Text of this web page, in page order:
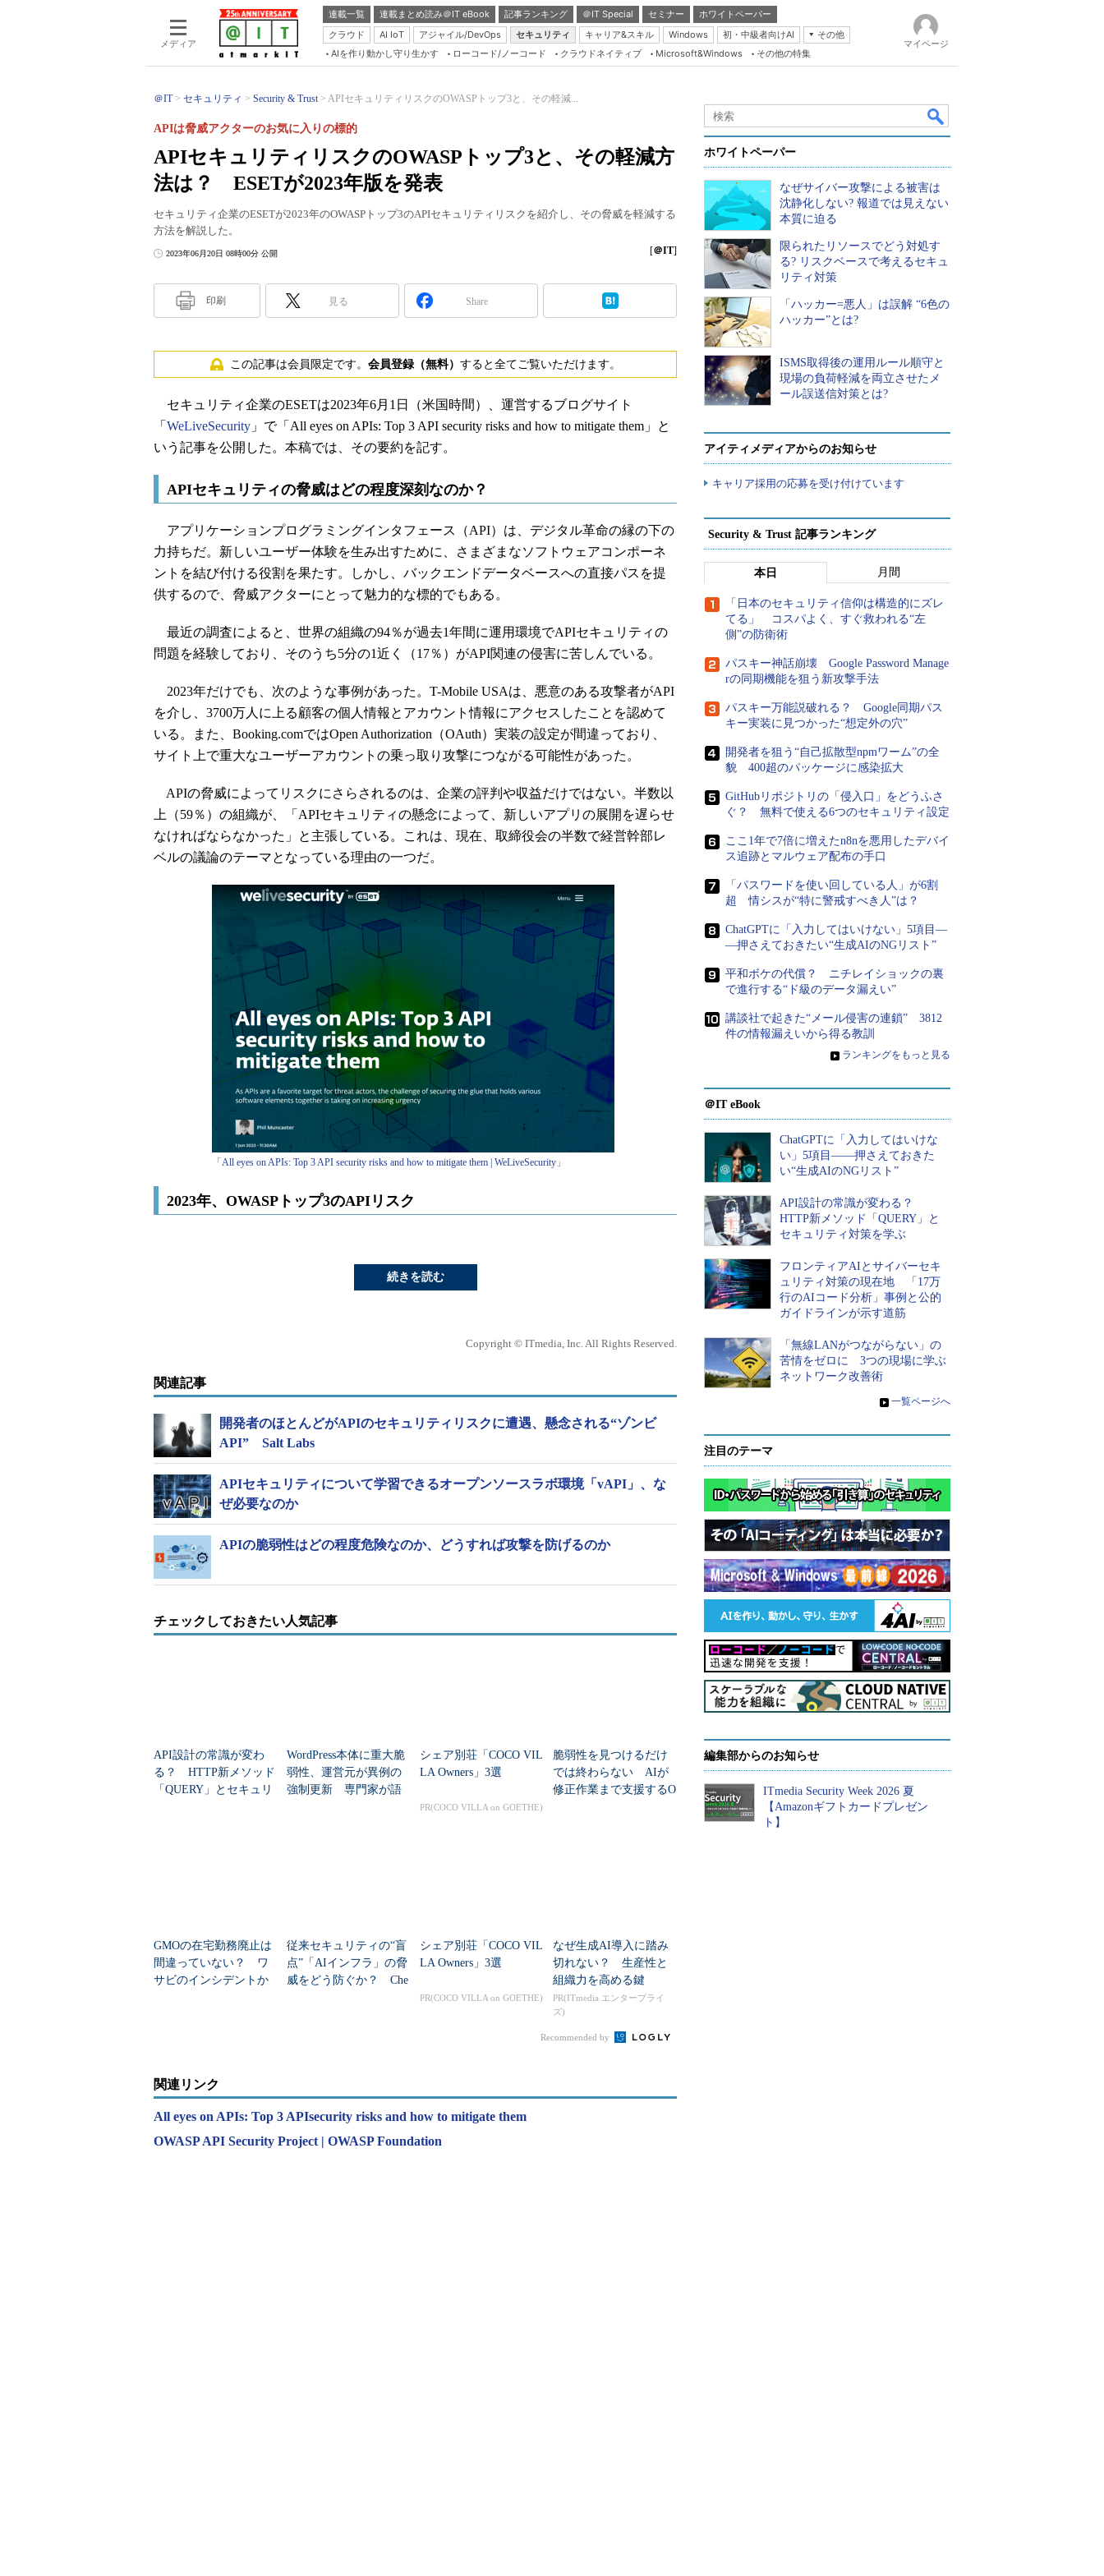
メディア
連載一覧 連載まとめ読み＠IT eBook 記事ランキング ＠IT Special セミナー
ホワイトペーパー
クラウド
AI IoT アジャイル/DevOps セキュリティ キャリア&スキル Windows 初・中級者向けAI
その他
Server & Storage
Java Agile
Database Expert
Linux ＆ OSS
Master of IP Network
Security & Trust
ブログ
AIを作り動かし守り生かす ローコード/ノーコード クラウドネイティブ Microsoft&Windows その他の特集
マイページ
＠IT セキュリティ Security & Trust APIセキュリティリスクのOWASPトップ3と、その軽減...
APIセキュリティリスクのOWASPトップ3と、その軽減方
法は？ ESETが2023年版を発表
APIは脅威アクターのお気に入りの標的
セキュリティ企業のESETが2023年のOWASPトップ3のAPIセキュリティリスクを紹介し、その脅威を軽減する
方法を解説した。
2023年06月20日 08時00分 公開 [＠IT]
印刷 見る Share
この記事は会員限定です。 会員登録（無料） すると全てご覧いただけます。
セキュリティ企業のESETは2023年6月1日（米国時間）、運営するブログサイト
「 WeLiveSecurity 」で「All eyes on APIs: Top 3 API security risks and how to mitigate them」と
いう記事を公開した。本稿では、その要約を記す。
APIセキュリティの脅威はどの程度深刻なのか？
アプリケーションプログラミングインタフェース（API）は、デジタル革命の縁の下の
力持ちだ。新しいユーザー体験を生み出すために、さまざまなソフトウェアコンポーネ
ントを結び付ける役割を果たす。しかし、バックエンドデータベースへの直接パスを提
供するので、脅威アクターにとって魅力的な標的でもある。
最近の調査によると、世界の組織の94％が過去1年間に運用環境でAPIセキュリティの
問題を経験しており、そのうち5分の1近く（17％）がAPI関連の侵害に苦しんでいる。
2023年だけでも、次のような事例があった。T-Mobile USAは、悪意のある攻撃者がAPI
を介し、3700万人に上る顧客の個人情報とアカウント情報にアクセスしたことを認めて
いる。また、Booking.comではOpen Authorization（OAuth）実装の設定が間違っており、
サイト上で重大なユーザーアカウントの乗っ取り攻撃につながる可能性があった。
APIの脅威によってリスクにさらされるのは、企業の評判や収益だけではない。半数以
上（59％）の組織が、「APIセキュリティの懸念によって、新しいアプリの展開を遅らせ
なければならなかった」と主張している。これは、現在、取締役会の半数で経営幹部レ
ベルの議論のテーマとなっている理由の一つだ。
「 All eyes on APIs: Top 3 API security risks and how to mitigate them | WeLiveSecurity」
2023年、OWASPトップ3のAPIリスク
続きを読む
Copyright © ITmedia, Inc. All Rights Reserved.
関連記事
開発者のほとんどがAPIのセキュリティリスクに遭遇、懸念される“ゾンビ
API” Salt Labs
APIセキュリティについて学習できるオープンソースラボ環境「vAPI」、な
ぜ必要なのか
APIの脆弱性はどの程度危険なのか、どうすれば攻撃を防げるのか
チェックしておきたい人気記事
API設計の常識が変わ
る？ HTTP新メソッド
「QUERY」とセキュリ
WordPress本体に重大脆
弱性、運営元が異例の
強制更新 専門家が語
シェア別荘「COCO VIL
LA Owners」3選
PR(COCO VILLA on GOETHE)
脆弱性を見つけるだけ
では終わらない AIが
修正作業まで支援するO
GMOの在宅勤務廃止は
間違っていない？ ワ
サビのインシデントか
従来セキュリティの“盲
点”「AIインフラ」の脅
威をどう防ぐか？ Che
シェア別荘「COCO VIL
LA Owners」3選
PR(COCO VILLA on GOETHE)
なぜ生成AI導入に踏み
切れない？ 生産性と
組織力を高める鍵
PR(ITmedia エンタープライ
ズ)
Recommended by
関連リンク
All eyes on APIs: Top 3 APIsecurity risks and how to mitigate them
OWASP API Security Project | OWASP Foundation
ホワイトペーパー
なぜサイバー攻撃による被害は
沈静化しない? 報道では見えない
本質に迫る
限られたリソースでどう対処す
る? リスクベースで考えるセキュ
リティ対策
「ハッカー=悪人」は誤解 “6色の
ハッカー”とは?
ISMS取得後の運用ルール順守と
現場の負荷軽減を両立させたメ
ール誤送信対策とは?
アイティメディアからのお知らせ
キャリア採用の応募を受け付けています
Security & Trust 記事ランキング
本日 月間
「日本のセキュリティ信仰は構造的にズレ
てる」 コスパよく、すぐ救われる“左
側”の防衛術
パスキー神話崩壊 Google Password Manage
rの同期機能を狙う新攻撃手法
パスキー万能説破れる？ Google同期パス
キー実装に見つかった“想定外の穴”
開発者を狙う“自己拡散型npmワーム”の全
貌 400超のパッケージに感染拡大
GitHubリポジトリの「侵入口」をどうふさ
ぐ？ 無料で使える6つのセキュリティ設定
ここ1年で7倍に増えたn8nを悪用したデバイ
ス追跡とマルウェア配布の手口
「パスワードを使い回している人」が6割
超 情シスが“特に警戒すべき人”は？
ChatGPTに「入力してはいけない」5項目―
―押さえておきたい“生成AIのNGリスト”
平和ボケの代償？ ニチレイショックの裏
で進行する“ド級のデータ漏えい”
講談社で起きた“メール侵害の連鎖” 3812
件の情報漏えいから得る教訓
» ランキングをもっと見る
＠IT eBook
ChatGPTに「入力してはいけな
い」5項目――押さえておきた
い“生成AIのNGリスト”
API設計の常識が変わる？
HTTP新メソッド「QUERY」と
セキュリティ対策を学ぶ
フロンティアAIとサイバーセキ
ュリティ対策の現在地 「17万
行のAIコード分析」事例と公的
ガイドラインが示す道筋
「無線LANがつながらない」の
苦情をゼロに 3つの現場に学ぶ
ネットワーク改善術
» 一覧ページへ
注目のテーマ
編集部からのお知らせ
ITmedia Security Week 2026 夏
【Amazonギフトカードプレゼン
ト】